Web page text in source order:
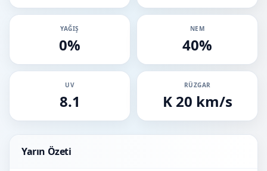
YAĞIŞ
0%
NEM
40%
UV
8.1
RÜZGAR
K 20 km/s
Yarın Özeti